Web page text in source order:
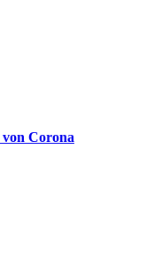
Corona